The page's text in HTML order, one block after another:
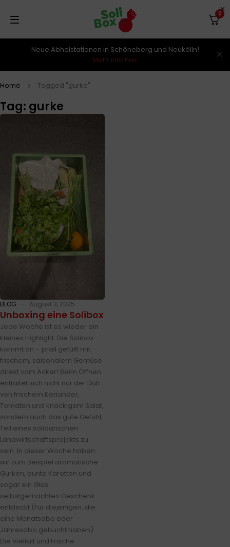
Neue Abholstationen in Schöneberg und Neukölln!
Mehr info hier
0
Tag: gurke
Home Tagged "gurke"
BLOG August 3, 2025
Unboxing eine Solibox
Jede Woche ist es wieder ein
kleines Highlight: Die Solibox
kommt an – prall gefüllt mit
frischem, saisonalem Gemüse
direkt vom Acker! Beim Öffnen
entfaltet sich nicht nur der Duft
von frischem Koriander,
Tomaten und knackigem Salat,
sondern auch das gute Gefühl,
Teil eines solidarischen
Landwirtschaftsprojekts zu
sein. In dieser Woche haben
wir zum Beispiel aromatische
Gurken, bunte Karotten und
sogar ein Glas
selbstgemachten Geschenk
entdeckt (Für diejenigen, die
eine Monatsabo oder
Jahresabo gebucht haben).
Die Vielfalt und Frische